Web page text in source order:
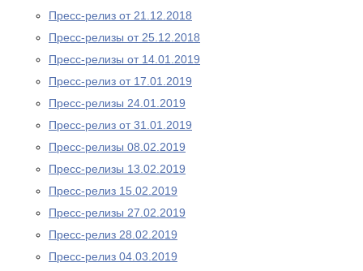
Пресс-релиз от 21.12.2018
Пресс-релизы от 25.12.2018
Пресс-релизы от 14.01.2019
Пресс-релиз от 17.01.2019
Пресс-релизы 24.01.2019
Пресс-релиз от 31.01.2019
Пресс-релизы 08.02.2019
Пресс-релизы 13.02.2019
Пресс-релиз 15.02.2019
Пресс-релизы 27.02.2019
Пресс-релиз 28.02.2019
Пресс-релиз 04.03.2019